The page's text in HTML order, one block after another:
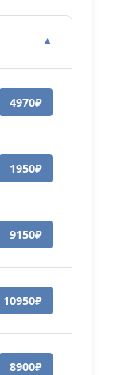
▼
4970₽
1950₽
9150₽
10950₽
8900₽